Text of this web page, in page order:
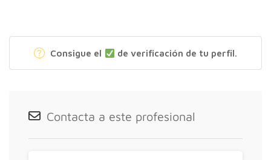
Consigue el de verificación de tu perfil.
Contacta a este profesional